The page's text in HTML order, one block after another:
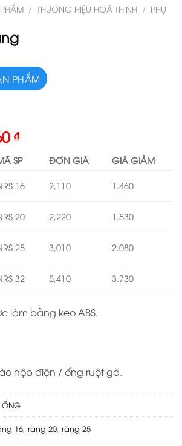
/ THƯƠNG HIỆU HOÀ THỊNH / PHỤ
PHẨM
₫
SP ĐƠN GIÁ
GIÁ GIẢM
16 2,110 1.460
20 2,220 1.530
25 3,010 2.080
32 5,410 3.730
làm bằng keo ABS.
hộp điện / ống ruột gà.
ỐNG
16, răng 20, răng 25